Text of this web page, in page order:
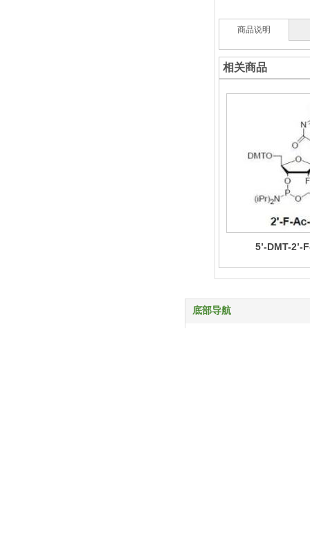
商品说明
相关商品
5’-DMT-2’-
底部导航